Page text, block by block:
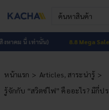
Search
for:
หน้าแรก
โปรโมชัน HOT
เท่านั้น) 8.8 Mega Sale ลดสูงสุ
หน้าแรก Articles สาระน่ารู้
รู้จักกับ “สวิตซ์ไฟ” คืออะไร? มีกี่ปร